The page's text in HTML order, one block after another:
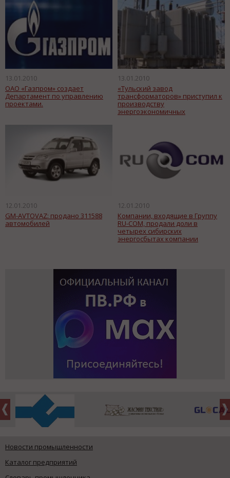
13.01.2010
ОАО «Газпром» создает
Департамент по управлению
проектами.
13.01.2010
«Тульский завод
трансформаторов» приступил к
производству
энергоэкономичных
12.01.2010
GM-AVTOVAZ: продано 311588
автомобилей
12.01.2010
Компании, входящие в Группу
RU-COM, продали доли в
четырех сибирских
энергосбытах компании
Новости промышленности
Каталог предприятий